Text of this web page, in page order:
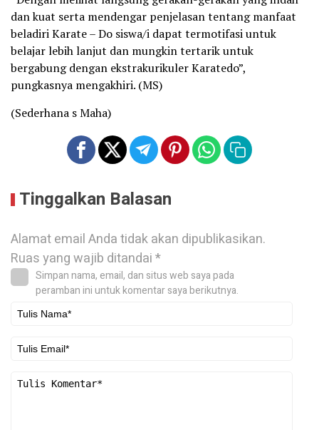
dan kuat serta mendengar penjelasan tentang manfaat
beladiri Karate – Do siswa/i dapat termotifasi untuk
belajar lebih lanjut dan mungkin tertarik untuk
bergabung dengan ekstrakurikuler Karatedo”,
pungkasnya mengakhiri. (MS)
(Sederhana s Maha)
Tinggalkan Balasan
Alamat email Anda tidak akan dipublikasikan.
Ruas yang wajib ditandai*
Simpan nama, email, dan situs web saya pada
peramban ini untuk komentar saya berikutnya.